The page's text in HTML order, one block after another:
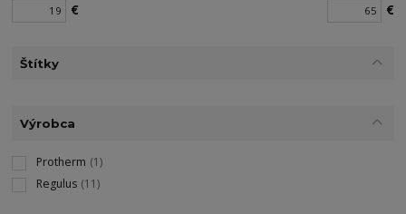
€ €
Štítky
Výrobca
Protherm (1)
Regulus (11)